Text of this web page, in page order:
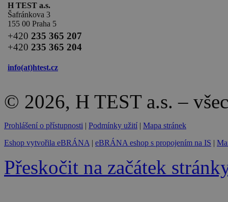
H TEST a.s.
Šafránkova 3
155 00 Praha 5
+420 235 365 207
+420 235 365 204
info(at)htest.cz
© 2026, H TEST a.s. –
Prohlášení o přístupnosti | Podmínky užití | Mapa stránek
Eshop vytvořila eBRÁNA | eBRÁNA eshop s propojením na IS |
Přeskočit na začátek